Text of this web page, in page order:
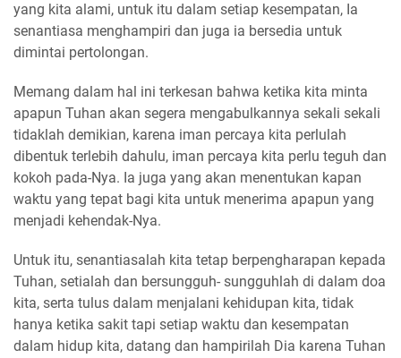
yang kita alami, untuk itu dalam setiap kesempatan, Ia
senantiasa menghampiri dan juga ia bersedia untuk
dimintai pertolongan.
Memang dalam hal ini terkesan bahwa ketika kita minta
apapun Tuhan akan segera mengabulkannya sekali sekali
tidaklah demikian, karena iman percaya kita perlulah
dibentuk terlebih dahulu, iman percaya kita perlu teguh dan
kokoh pada-Nya. Ia juga yang akan menentukan kapan
waktu yang tepat bagi kita untuk menerima apapun yang
menjadi kehendak-Nya.
Untuk itu, senantiasalah kita tetap berpengharapan kepada
Tuhan, setialah dan bersungguh- sungguhlah di dalam doa
kita, serta tulus dalam menjalani kehidupan kita, tidak
hanya ketika sakit tapi setiap waktu dan kesempatan
dalam hidup kita, datang dan hampirilah Dia karena Tuhan